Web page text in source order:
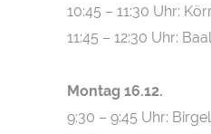
10:45 – 11:30 Uhr:
11:45 – 12:30 Uhr:
Montag 16.12.
9:30 – 9:45 Uhr: